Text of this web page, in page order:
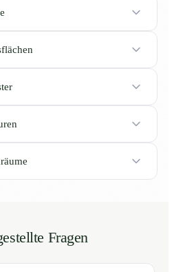
Fragen